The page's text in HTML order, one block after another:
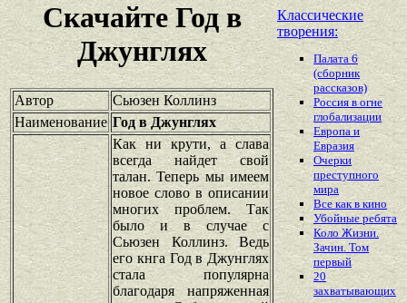
Скачайте Год в
Джунглях
Автор
Сьюзен Коллинз
Наименование Год в Джунглях
Как ни крути, а слава
всегда найдет свой
талан. Теперь мы имеем
новое слово в описании
многих проблем. Так
было и в случае с
Сьюзен Коллинз. Ведь
его кнга Год в Джунглях
стала популярна
благодаря напряженная
Классические
творения:
Палата 6
(сборник
рассказов)
Россия в огне
глобализации
Европа и
Евразия
Очерки
преступного
мира
Все как в кино
Убойные ребята
Коло Жизни.
Зачин. Том
первый
20
захватывающих